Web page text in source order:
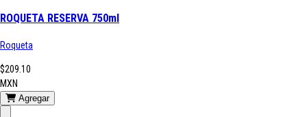
ROQUETA RESERVA 750ml
Roqueta
$209.10
MXN
Agregar